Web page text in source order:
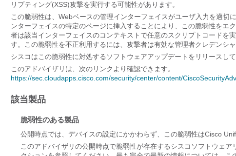
リプティング(XSS)攻撃を実行する可能性があります。
この脆弱性は、Webベースの管理インターフェイスがユーザ入力を適
ンターフェイスの特定のページに挿入することにより、この脆弱性をエ
者は該当インターフェイスのコンテキストで任意のスクリプトコードを
す。この脆弱性を不正利用するには、攻撃者は有効な管理者クレデンシ
シスコはこの脆弱性に対処するソフトウェアアップデートをリリースし
このアドバイザリは、次のリンクより確認できます。
https://sec.cloudapps.cisco.com/security/center/content/
該当製品
脆弱性のある製品
公開時点では、デバイスの設定にかかわらず、この脆弱性はCisco
このアドバイザリの公開時点で脆弱性が存在するシスコソフトウェア